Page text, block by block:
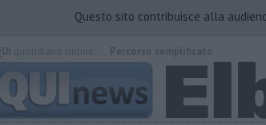
Questo sito contribuisce alla